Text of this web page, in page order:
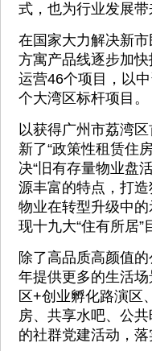
式，也为行业发展带
在国家大力解决新
方寓产品线逐步加
运营46个项目，以
个大湾区标杆项目。
以获得广州市荔湾
新了“政策性租赁住
决“旧有存量物业盘
源丰富的特点，打
物业在转型升级中
现十九大“住有所居”
除了高品质高颜值
年提供更多的生活
区+创业孵化路演区
房、共享水吧、公
的社群党建活动，